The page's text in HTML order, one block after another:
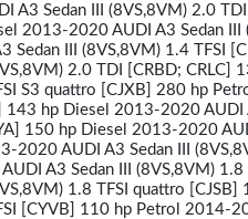
A3 Sedan III (8VS,8VM) 2.0
2013-2020 AUDI A3 Sedan
Sedan III (8VS,8VM) 1.4 TFSI
2.0 TDI [CRBD;
S3 quattro [CJXB] 280 hp
143 hp Diesel 2013-2020 AUDI
150 hp Diesel 2013-2020
2020 AUDI A3 Sedan III
A3 Sedan III (8VS,8VM)
1.8 TFSI quattro
[CYVB] 110 hp Petrol 2014-